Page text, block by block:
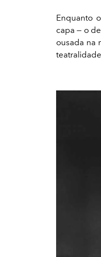
Enquanto
capa — o
ousada na